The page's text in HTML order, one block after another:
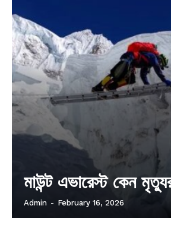
মাউন্ট এভারেস্ট কেন
Admin - February 16, 2026